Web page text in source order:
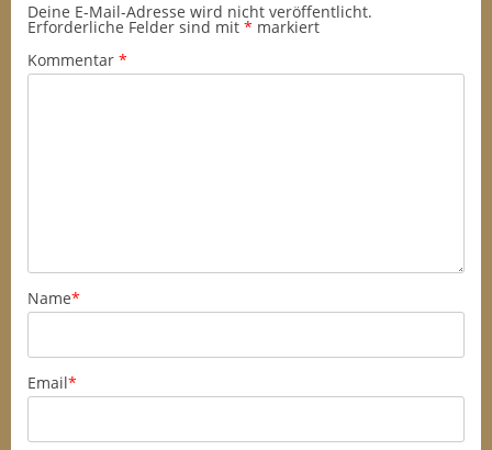
Deine E-Mail-Adresse wird nicht veröffentlicht.
Erforderliche Felder sind mit * markiert
Kommentar *
Name*
Email*